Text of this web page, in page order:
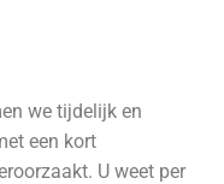
we tijdelijk en
een kort
U weet per